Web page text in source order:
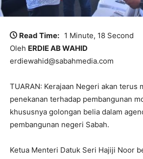
Read Time: 1 Minute, 18 Second
Oleh ERDIE AB WAHID
erdiewahid@sabahmedia.com
TUARAN: Kerajaan Negeri akan terus
penekanan terhadap pembangunan
khususnya golongan belia dalam
pembangunan negeri Sabah.
Ketua Menteri Datuk Seri Hajiji Noor